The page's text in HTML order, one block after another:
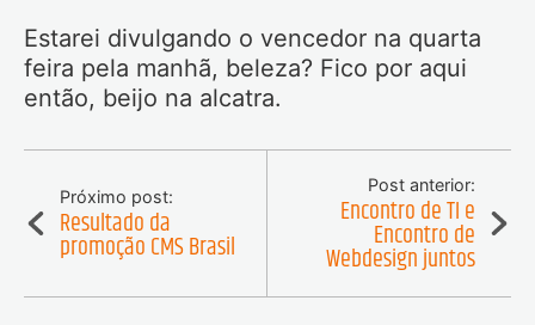
Estarei divulgando o vencedor na quarta
feira pela manhã, beleza? Fico por aqui
então, beijo na alcatra.
Próximo post:
Resultado da
promoção CMS Brasil
Post anterior:
Encontro de TI e
Encontro de
Webdesign juntos